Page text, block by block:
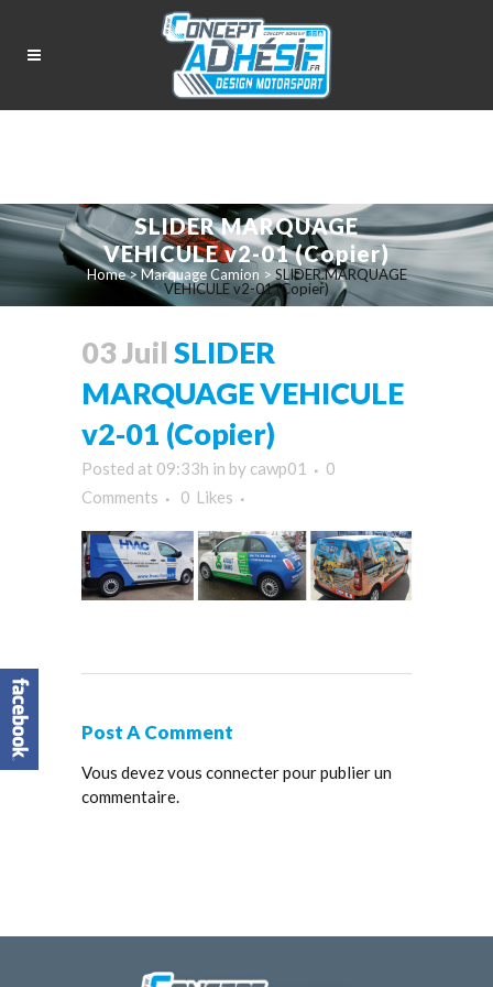
SLIDER MARQUAGE
VEHICULE v2-01 (Copier)
Home>Marquage Camion > SLIDER MARQUAGE
VEHICULE v2-01 (Copier)
03 Juil SLIDER
MARQUAGE VEHICULE
v2-01 (Copier)
Posted at 09:33h in by cawp01
0
Comments
0 Likes
Post A Comment
Vous devezvous connecterpour publier un
commentaire.